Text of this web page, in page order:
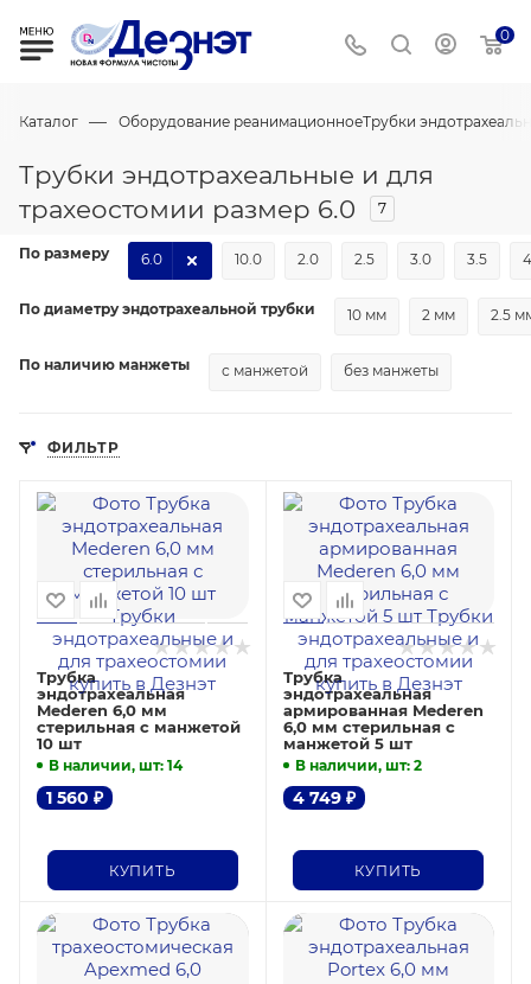
0
Каталог — Оборудование реанимационноеТрубки
Трубки эндотрахеальные и для
трахеостомии размер 6.0
7
По размеру 10.0 2.0 2.5 3.0 3.5
6.0
По диаметру эндотрахеальной трубки 10 мм 2 мм 2.5
По наличию манжеты с манжетой без манжеты
ФИЛЬТР
Трубка
эндотрахеальная
Mederen 6,0 мм
стерильная с манжетой
10 шт
В наличии, шт: 14
1 560 ₽
КУПИТЬ
Трубка
эндотрахеальная
армированная Mederen
6,0 мм стерильная с
манжетой 5 шт
В наличии, шт: 2
4 749₽
КУПИТЬ